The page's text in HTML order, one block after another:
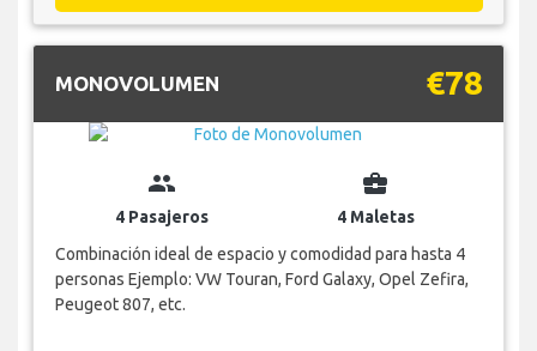
MONOVOLUMEN €78
group
4 Pasajeros
business_center
4 Maletas
Combinación ideal de espacio y comodidad para hasta 4
personas Ejemplo: VW Touran, Ford Galaxy, Opel Zefira,
Peugeot 807, etc.